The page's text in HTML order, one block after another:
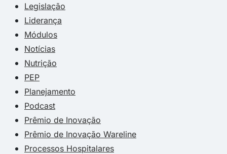
Legislação
Liderança
Módulos
Notícias
Nutrição
PEP
Planejamento
Podcast
Prêmio de Inovação
Prêmio de Inovação Wareline
Processos Hospitalares